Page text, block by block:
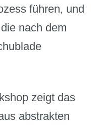
führen, und
nach dem
zeigt das
abstrakten